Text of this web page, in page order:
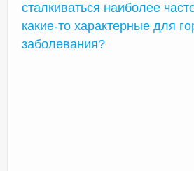
сталкиваться наиболее
какие-то характерные для
заболевания?